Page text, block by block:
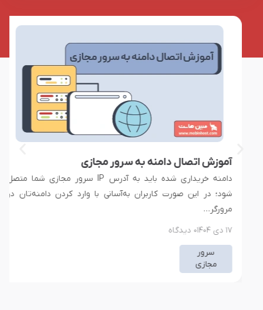
آموزش اتصال دامنه به سرور مجازی
دامنه خریداری شده باید به آدرس IP سرور مجازی شما متصل
شود؛ در این صورت کاربران به‌آسانی با وارد کردن دامنه‌‌تان در
مرورگر…
۰ دیدگاه
سرور
مجازی